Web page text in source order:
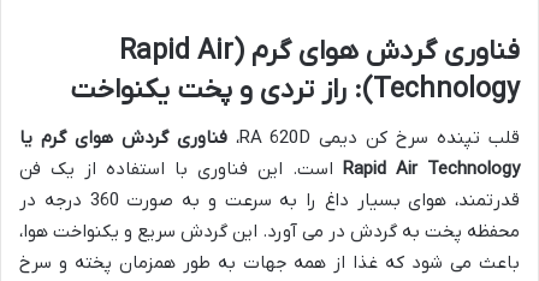
فناوری گردش هوای گرم (Rapid Air
Technology): راز تردی و پخت یکنواخت
قلب تپنده سرخ کن دیمی RA 620D،
فناوری گردش هوای گرم یا
Rapid Air Technology است. این فناوری با استفاده از یک فن
قدرتمند، هوای بسیار داغ را به سرعت و به صورت 360 درجه در
محفظه پخت به گردش در می آورد. این گردش سریع و یکنواخت هوا،
باعث می شود که غذا از همه جهات به طور همزمان پخته و سرخ